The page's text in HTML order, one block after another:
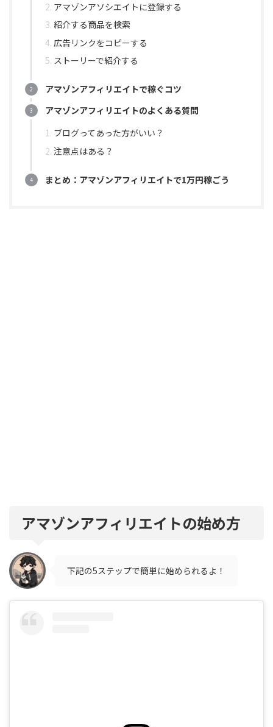
アマゾンアソシエイトに登録する
紹介する商品を検索
広告リンクをコピーする
ストーリーで紹介する
アマゾンアフィリエイトで稼ぐコツ
アマゾンアフィリエイトのよくある質問
ブログってあった方がいい？
注意点はある？
まとめ：アマゾンアフィリエイトで1万円稼ごう
アマゾンアフィリエイトの始め方
下記の5ステップで簡単に始められるよ！